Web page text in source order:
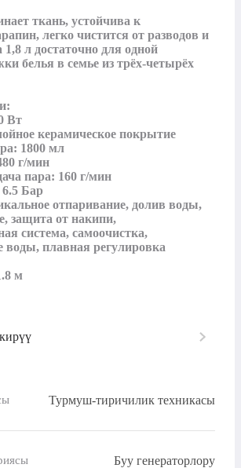
ткань, устойчива к
легко чистится от разводов и
л достаточно для одной
белья в семье из трёх-четырёх
Вт
керамическое покрытие
1800 мл
г/мин
пара: 160 г/мин
6.5 Бар
отпаривание, долив воды,
защита от накипи,
система, самоочистка,
воды, плавная регулировка
м
Турмуш-тиричилик техникасы
Буу генераторлору